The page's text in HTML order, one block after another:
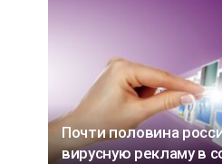
Почти половина
вирусную рекламу в